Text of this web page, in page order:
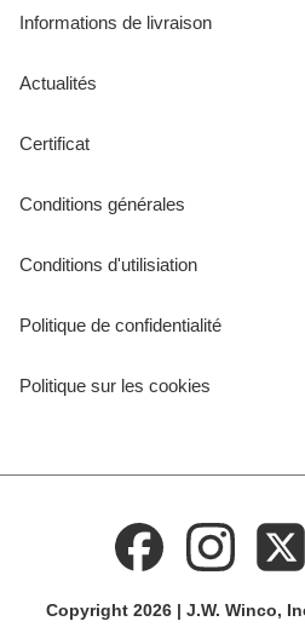
Informations de livraison
Actualités
Certificat
Conditions générales
Conditions d'utilisiation
Politique de confidentialité
Politique sur les cookies
Copyright 2026 | J.W. Winco,